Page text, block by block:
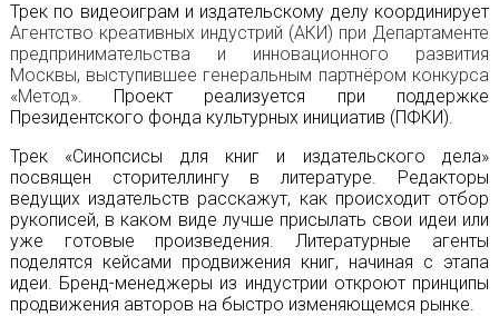
Трек по видеоиграм и издательскому делу координирует
Агентство креативных индустрий (АКИ) при Департаменте
предпринимательства и инновационного развития
Москвы, выступившее генеральным партнёром конкурса
«Метод». Проект реализуется при поддержке
Президентского фонда культурных инициатив (ПФКИ).
Трек «Синопсисы для книг и издательского дела»
посвящен сторителлингу в литературе. Редакторы
ведущих издательств расскажут, как происходит отбор
рукописей, в каком виде лучше присылать свои идеи или
уже готовые произведения. Литературные агенты
поделятся кейсами продвижения книг, начиная с этапа
идеи. Бренд-менеджеры из индустрии откроют принципы
продвижения авторов на быстро изменяющемся рынке.